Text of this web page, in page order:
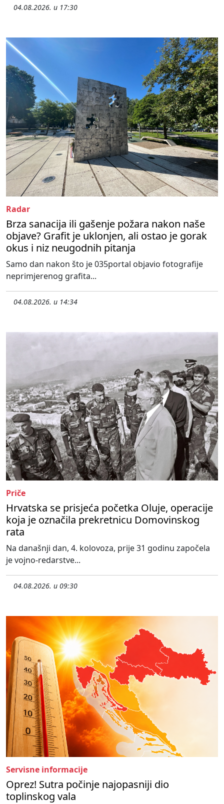
04.08.2026. u 17:30
Radar
Brza sanacija ili gašenje požara nakon naše
objave? Grafit je uklonjen, ali ostao je gorak
okus i niz neugodnih pitanja
Samo dan nakon što je 035portal objavio fotografije
neprimjerenog grafita...
04.08.2026. u 14:34
Priče
Hrvatska se prisjeća početka Oluje, operacije
koja je označila prekretnicu Domovinskog
rata
Na današnji dan, 4. kolovoza, prije 31 godinu započela
je vojno-redarstve...
04.08.2026. u 09:30
Servisne informacije
Oprez! Sutra počinje najopasniji dio
toplinskog vala